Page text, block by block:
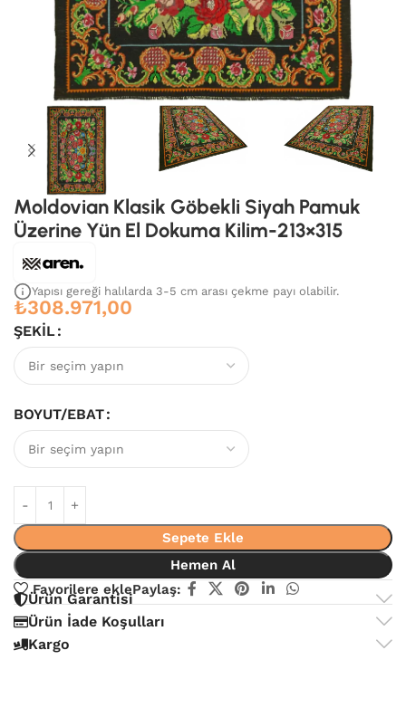
Moldovian Klasik Göbekli Siyah Pamuk
Üzerine Yün El Dokuma Kilim-213×315
Yapısı gereği halılarda 3-5 cm arası çekme payı olabilir.
₺308.971,00
ŞEKIL
BOYUT/EBAT
Sepete Ekle
Hemen Al
Favorilere eklePaylaş:
Ürün Garantisi
Ürün İade Koşulları
Kargo